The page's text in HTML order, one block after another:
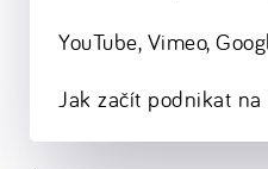
YouTube, Vimeo,
Jak začít podnikat